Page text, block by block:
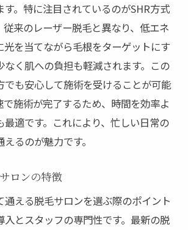
す。特に注目されているのがSHR方式
従来のレーザー脱毛と異なり、低エネ
光を当てながら毛根をターゲットにす
なく肌への負担も軽減されます。この
でも安心して施術を受けることが可能
で施術が完了するため、時間を効率よ
最適です。これにより、忙しい日常の
るのが魅力です。
ロンの特徴
通える脱毛サロンを選ぶ際のポイント
入とスタッフの専門性です。最新の脱